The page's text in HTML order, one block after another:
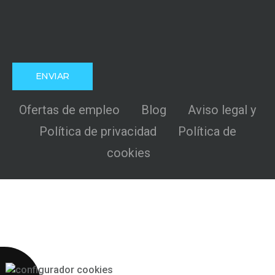
Ofertas de empleo Blog
Aviso legal y
Política de privacidad
Política de
cookies